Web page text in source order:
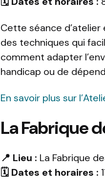
Cette séance
des techniques qui
comment adapter
handicap ou de
En savoir plus sur
La Fabrique
📍 Lieu : La Fabrique
🗓️ Dates et horaires :